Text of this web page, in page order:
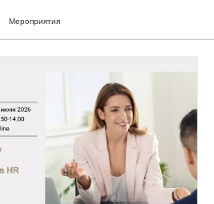
Мероприятия